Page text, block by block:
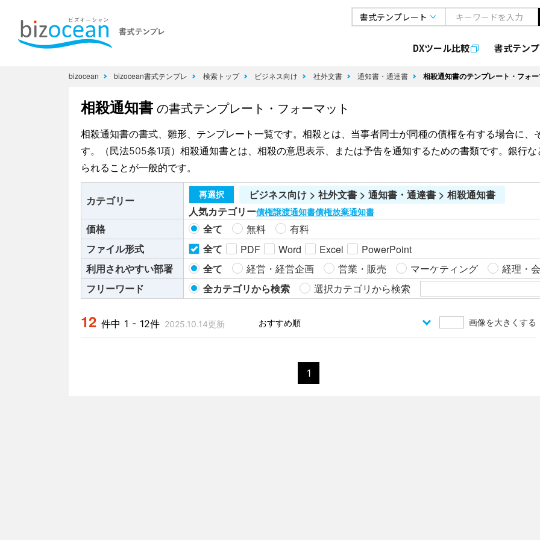
DXツール比較 書式テン
bizocean bizocean書式テンプレ 検索トップ ビジネス向け 社外文書 通知書・通達書 相殺通知書のテンプレート・フォ
相殺通知書 の書式テンプレート・フォーマット
相殺通知書の書式、雛形、テンプレート一覧です。相殺とは、当事者同士が同種の債権を有する場合に
す。（民法505条1項）相殺通知書とは、相殺の意思表示、または予告を通知するための書類です。銀行
られることが一般的です。
カテゴリー 再選択
ビジネス向け > 社外文書 > 通知書・通達書 > 相殺通知書
人気カテゴリー債権譲渡通知書債権放棄通知書
価格 全て 無料
有料
ファイル形式
全て PDF Word Excel
PowerPoint
利用されやすい部署
全て 経営・経営企画 営業・販売 マーケティング
経理・
フリーワード
全カテゴリから検索 選択カテゴリから検索
12 件中 1 - 12件 2025.10.14更新 画像を大きくする
1